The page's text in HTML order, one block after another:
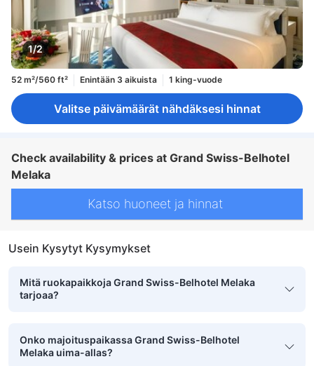
1/2
52 m²/560 ft² Enintään 3 aikuista 1 king-vuode
Valitse päivämäärät nähdäksesi hinnat
Check availability & prices at Grand Swiss-Belhotel
Melaka
Katso huoneet ja hinnat
Usein Kysytyt Kysymykset
Mitä ruokapaikkoja Grand Swiss-Belhotel Melaka
tarjoaa?
Onko majoituspaikassa Grand Swiss-Belhotel
Melaka uima-allas?